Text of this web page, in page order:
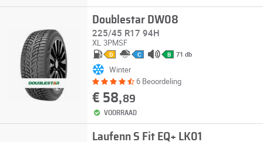
Doublestar DW08
225/45 R17 94H
XL 3PMSF
D C B 71 db
Winter
6 Beoordeling
€ 58,89
VOORRAAD
Laufenn S Fit EQ+ LK01